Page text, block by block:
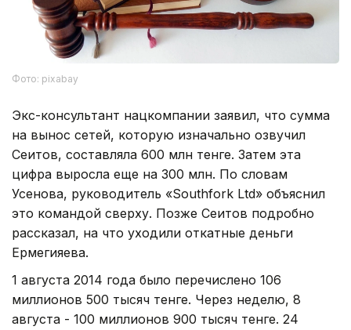
Фото: pixabay
Экс-консультант нацкомпании заявил, что сумма
на вынос сетей, которую изначально озвучил
Сеитов, составляла 600 млн тенге. Затем эта
цифра выросла еще на 300 млн. По словам
Усенова, руководитель «Southfork Ltd» объяснил
это командой сверху. Позже Сеитов подробно
рассказал, на что уходили откатные деньги
Ермегияева.
1 августа 2014 года было перечислено 106
миллионов 500 тысяч тенге. Через неделю, 8
августа - 100 миллионов 900 тысяч тенге. 24